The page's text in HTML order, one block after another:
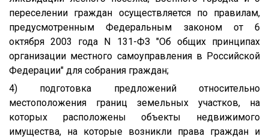
переселении граждан осуществляется по правилам,
предусмотренным Федеральным законом от 6
октября 2003 года N 131-ФЗ "Об общих принципах
организации местного самоуправления в Российской
Федерации" для собрания граждан;
4) подготовка предложений относительно
местоположения границ земельных участков, на
которых расположены объекты недвижимого
имущества, на которые возникли права граждан и